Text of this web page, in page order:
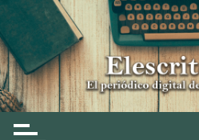
Skip
to
content
Elescritor.es
El periódico digital de los